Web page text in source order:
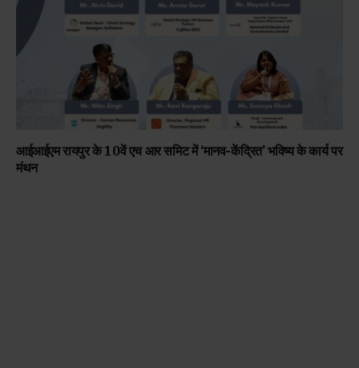
आईआईएम रायपुर के 10वें एच आर समिट में ‘मानव-केंद्रित’ भविष्य के कार्य पर
मंथन